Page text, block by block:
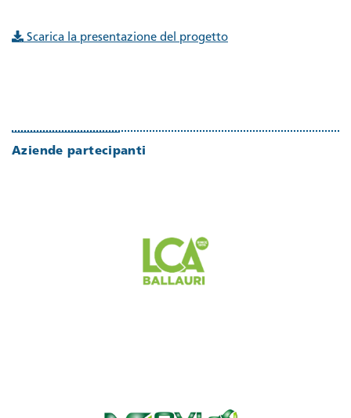
Scarica la presentazione del progetto
Aziende partecipanti